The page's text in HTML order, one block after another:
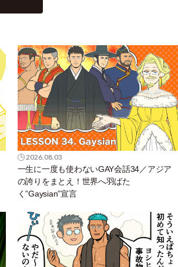
2026.08.03
一生に一度も使わないGAY会話34／アジア
の誇りをまとえ！世界へ羽ばた
く”Gaysian”宣言